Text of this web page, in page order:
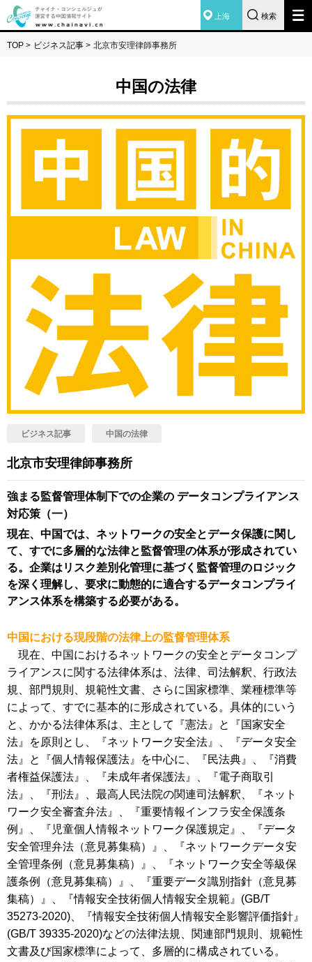
上海 検索
TOP > ビジネス記事 > 北京市安理律師事務所
中国の法律
ビジネス記事 中国の法律
北京市安理律師事務所
強まる監督管理体制下での企業の データコンプライアンス
対応策（一）
現在、中国では、ネットワークの安全とデータ保護に関し
て、すでに多層的な法律と監督管理の体系が形成されてい
る。企業はリスク差別化管理に基づく監督管理のロジック
を深く理解し、要求に動態的に適合するデータコンプライ
アンス体系を構築する必要がある。
中国における現段階の法律上の監督管理体系
現在、中国におけるネットワークの安全とデータコンプ
ライアンスに関する法律体系は、法律、司法解釈、行政法
規、部門規則、規範性文書、さらに国家標準、業種標準等
によって、すでに基本的に形成されている。具体的にいう
と、かかる法律体系は、主として『憲法』と『国家安全
法』を原則とし、『ネットワーク安全法』、『データ安全
法』と『個人情報保護法』を中心に、『民法典』、『消費
者権益保護法』、『未成年者保護法』、『電子商取引
法』、『刑法』、最高人民法院の関連司法解釈、『ネット
ワーク安全審査弁法』、『重要情報インフラ安全保護条
例』、『児童個人情報ネットワーク保護規定』、『データ
安全管理弁法（意見募集稿）』、『ネットワークデータ安
全管理条例（意見募集稿）』、『ネットワーク安全等級保
護条例（意見募集稿）』、『重要データ識別指針（意見募
集稿）』、『情報安全技術個人情報安全規範』(GB/T
35273-2020)、『情報安全技術個人情報安全影響評価指針』
(GB/T 39335-2020)などの法律法規、関連部門規則、規範性
文書及び国家標準によって、多層的に構成されている。